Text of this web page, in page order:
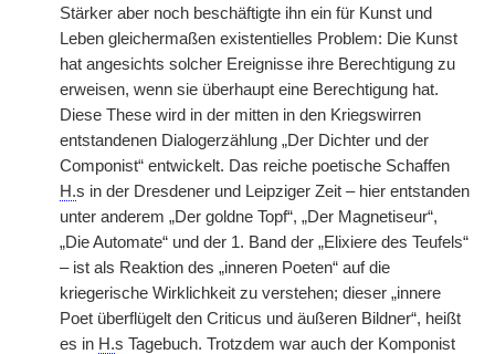
Stärker aber noch beschäftigte ihn ein für Kunst und
Leben gleichermaßen existentielles Problem: Die Kunst
hat angesichts solcher Ereignisse ihre Berechtigung zu
erweisen, wenn sie überhaupt eine Berechtigung hat.
Diese These wird in der mitten in den Kriegswirren
entstandenen Dialogerzählung „Der Dichter und der
Componist“ entwickelt. Das reiche poetische Schaffen
H.s in der Dresdener und Leipziger Zeit – hier entstanden
unter anderem „Der goldne Topf“, „Der Magnetiseur“,
„Die Automate“ und der 1. Band der „Elixiere des Teufels“
– ist als Reaktion des „inneren Poeten“ auf die
kriegerische Wirklichkeit zu verstehen; dieser „innere
Poet überflügelt den Criticus und äußeren Bildner“, heißt
es in H.s Tagebuch. Trotzdem war auch der Komponist